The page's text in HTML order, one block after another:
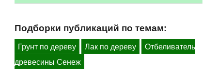
Подборки публикаций по темам:
Грунт по дереву Лак по дереву
Отбеливатель
древесины Сенеж